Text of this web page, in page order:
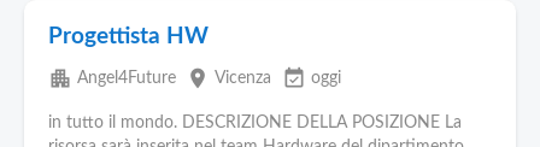
Progettista HW
apartment Angel4Future place Vicenza event_available oggi
in tutto il mondo. DESCRIZIONE DELLA POSIZIONE La